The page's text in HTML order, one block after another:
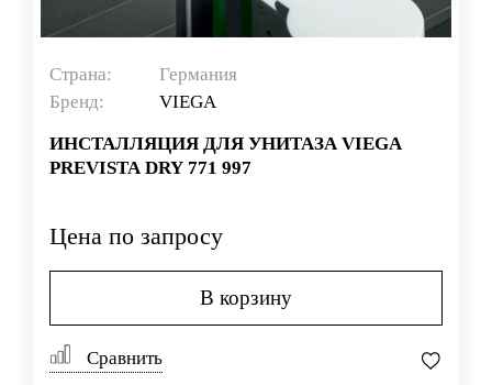
Страна:
Германия
Бренд:
VIEGA
ИНСТАЛЛЯЦИЯ ДЛЯ УНИТАЗА VIEGA
PREVISTA DRY 771 997
Цена по запросу
В корзину
Сравнить